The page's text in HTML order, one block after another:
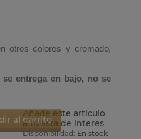
otros colores y cromado,
entrega en bajo, no se
al carrito
Añade este artículo
a tu lista de interes
Disponibilidad: En stock